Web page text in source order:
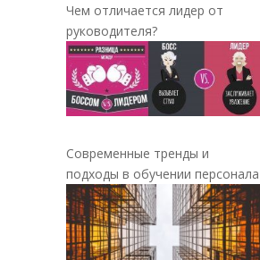
Чем отличается лидер от
руководителя?
Современные тренды и
подходы в обучении персонала